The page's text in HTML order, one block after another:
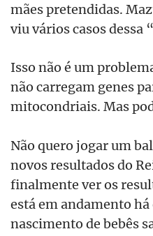
mães pretendidas.
viu vários casos dessa
Isso não é um
não carregam genes
mitocondriais. Mas
Não quero jogar um
novos resultados do
finalmente ver os
está em andamento há
nascimento de bebês